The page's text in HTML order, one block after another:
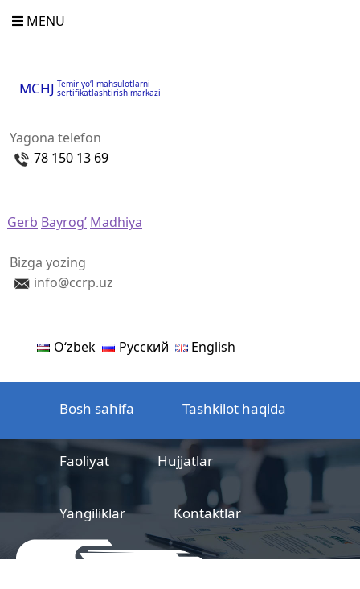
MENU
MCHJ Temir yo‘l mahsulotlarni
sertifikatlashtirish markazi
Yagona telefon
78 150 13 69
Gerb Bayrog’ Madhiya
Bizga yozing
info@ccrp.uz
Oʻzbek Русский English
Bosh sahifa Tashkilot haqida
Faoliyat Hujjatlar
Yangiliklar Kontaktlar